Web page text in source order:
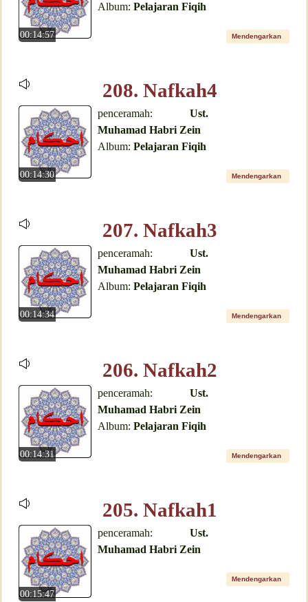
00:14:57
Album: Pelajaran Fiqih
Mendengarkan
208. Nafkah4
00:14:30
penceramah: Ust.
Muhamad Habri Zein
Album: Pelajaran Fiqih
Mendengarkan
207. Nafkah3
00:14:34
penceramah: Ust.
Muhamad Habri Zein
Album: Pelajaran Fiqih
Mendengarkan
206. Nafkah2
00:14:31
penceramah: Ust.
Muhamad Habri Zein
Album: Pelajaran Fiqih
Mendengarkan
205. Nafkah1
00:15:47
penceramah: Ust.
Muhamad Habri Zein
Mendengarkan